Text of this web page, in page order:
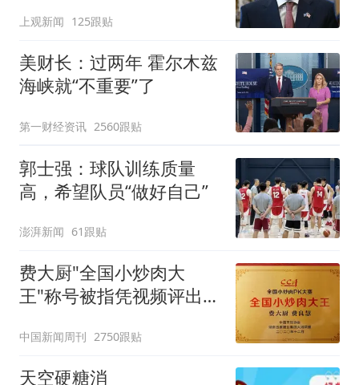
上观新闻 125跟贴
美财长：过两年 霍尔木兹
海峡就“不重要”了
第一财经资讯 2560跟贴
郭士强：球队训练质量
高，希望队员“做好自己”
澎湃新闻 61跟贴
费大厨"全国小炒肉大
王"称号被指凭视频评出
中国新闻周刊 2750跟贴
天空硬糖消